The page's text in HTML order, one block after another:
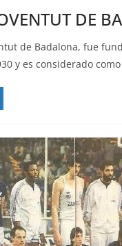
DE
de Badalona, fue
y es considerado